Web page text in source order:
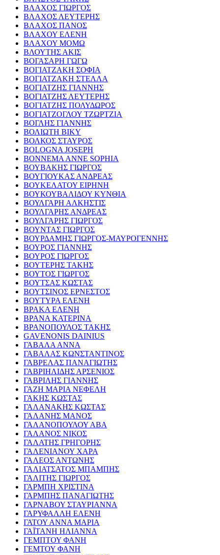
ΒΛΑΧΟΣ ΓΙΩΡΓΟΣ
ΒΛΑΧΟΣ ΛΕΥΤΕΡΗΣ
ΒΛΑΧΟΣ ΠΑΝΟΣ
ΒΛΑΧΟΥ ΕΛΕΝΗ
ΒΛΑΧΟΥ ΜΟΜΩ
ΒΛΟΥΤΗΣ ΑΚΙΣ
ΒΟΓΑΣΑΡΗ ΓΩΓΩ
ΒΟΓΙΑΤΖΑΚΗ ΣΟΦΙΑ
ΒΟΓΙΑΤΖΑΚΗ ΣΤΕΛΛΑ
ΒΟΓΙΑΤΖΗΣ ΓΙΑΝΝΗΣ
ΒΟΓΙΑΤΖΗΣ ΛΕΥΤΕΡΗΣ
ΒΟΓΙΑΤΖΗΣ ΠΟΛΥΔΩΡΟΣ
ΒΟΓΙΑΤΖΟΓΛΟΥ ΤΖΩΡΤΖΙΑ
ΒΟΓΛΗΣ ΓΙΑΝΝΗΣ
ΒΟΛΙΩΤΗ ΒΙΚΥ
ΒΟΛΚΟΣ ΣΤΑΥΡΟΣ
BOLOGNA JOSEPH
BONNEMA ANNE SOPHIA
ΒΟΥΒΑΚΗΣ ΓΙΩΡΓΟΣ
ΒΟΥΓΙΟΥΚΑΣ ΑΝΔΡΕΑΣ
ΒΟΥΚΕΛΑΤΟΥ ΕΙΡΗΝΗ
ΒΟΥΚΟΥΒΑΛΙΔΟΥ ΚΥΝΘΙΑ
ΒΟΥΛΓΑΡΗ ΑΛΚΗΣΤΙΣ
ΒΟΥΛΓΑΡΗΣ ΑΝΔΡΕΑΣ
ΒΟΥΛΓΑΡΗΣ ΓΙΩΡΓΟΣ
ΒΟΥΝΤΑΣ ΓΙΩΡΓΟΣ
ΒΟΥΡΔΑΜΗΣ ΓΙΩΡΓΟΣ-ΜΑΥΡΟΓΕΝΝΗΣ
ΒΟΥΡΟΣ ΓΙΑΝΝΗΣ
ΒΟΥΡΟΣ ΓΙΩΡΓΟΣ
ΒΟΥΤΕΡΗΣ ΤΑΚΗΣ
ΒΟΥΤΟΣ ΓΙΩΡΓΟΣ
ΒΟΥΤΣΑΣ ΚΩΣΤΑΣ
ΒΟΥΤΣΙΝΟΣ ΕΡΝΕΣΤΟΣ
ΒΟΥΤΥΡΑ ΕΛΕΝΗ
ΒΡΑΚΑ ΕΛΕΝΗ
ΒΡΑΝΑ ΚΑΤΕΡΙΝΑ
ΒΡΑΝΟΠΟΥΛΟΣ ΤΑΚΗΣ
GAVENONIS DAINIUS
ΓΑΒΑΛΑ ΑΝΝΑ
ΓΑΒΑΛΑΣ ΚΩΝΣΤΑΝΤΙΝΟΣ
ΓΑΒΡΕΛΑΣ ΠΑΝΑΓΙΩΤΗΣ
ΓΑΒΡΙΗΛΙΔΗΣ ΑΡΣΕΝΙΟΣ
ΓΑΒΡΙΛΗΣ ΓΙΑΝΝΗΣ
ΓΑΖΗ ΜΑΡΙΑ ΝΕΦΕΛΗ
ΓΑΚΗΣ ΚΩΣΤΑΣ
ΓΑΛΑΝΑΚΗΣ ΚΩΣΤΑΣ
ΓΑΛΑΝΗΣ ΜΑΝΟΣ
ΓΑΛΑΝΟΠΟΥΛΟΥ ΑΒΑ
ΓΑΛΑΝΟΣ ΝΙΚΟΣ
ΓΑΛΑΤΗΣ ΓΡΗΓΟΡΗΣ
ΓΑΛΕΝΙΑΝΟΥ ΧΑΡΑ
ΓΑΛΕΟΣ ΑΝΤΩΝΗΣ
ΓΑΛΙΑΤΣΑΤΟΣ ΜΠΑΜΠΗΣ
ΓΑΛΙΤΗΣ ΓΙΩΡΓΟΣ
ΓΑΡΜΠΗ ΧΡΙΣΤΙΝΑ
ΓΑΡΜΠΗΣ ΠΑΝΑΓΙΩΤΗΣ
ΓΑΡΝΑΒΟΥ ΣΤΑΥΡΙΑΝΝΑ
ΓΑΡΥΦΑΛΛΗ ΕΛΕΝΗ
ΓΑΤΟΥ ΑΝΝΑ ΜΑΡΙΑ
ΓΑΪΤΑΝΗ ΗΛΙΑΝΝΑ
ΓΕΜΠΤΟΥ ΦΑΝΗ
ΓΕΜΤΟΥ ΦΑΝΗ